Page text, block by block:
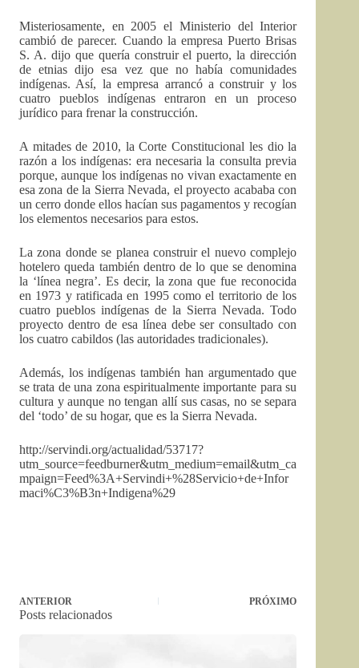
Misteriosamente, en 2005 el Ministerio del Interior
cambió de parecer. Cuando la empresa Puerto Brisas
S. A. dijo que quería construir el puerto, la dirección
de etnias dijo esa vez que no había comunidades
indígenas. Así, la empresa arrancó a construir y los
cuatro pueblos indígenas entraron en un proceso
jurídico para frenar la construcción.
A mitades de 2010, la Corte Constitucional les dio la
razón a los indígenas: era necesaria la consulta previa
porque, aunque los indígenas no vivan exactamente en
esa zona de la Sierra Nevada, el proyecto acababa con
un cerro donde ellos hacían sus pagamentos y recogían
los elementos necesarios para estos.
La zona donde se planea construir el nuevo complejo
hotelero queda también dentro de lo que se denomina
la ‘línea negra’. Es decir, la zona que fue reconocida
en 1973 y ratificada en 1995 como el territorio de los
cuatro pueblos indígenas de la Sierra Nevada. Todo
proyecto dentro de esa línea debe ser consultado con
los cuatro cabildos (las autoridades tradicionales).
Además, los indígenas también han argumentado que
se trata de una zona espiritualmente importante para su
cultura y aunque no tengan allí sus casas, no se separa
del ‘todo’ de su hogar, que es la Sierra Nevada.
http://servindi.org/actualidad/53717?
utm_source=feedburner&utm_medium=email&utm_ca
mpaign=Feed%3A+Servindi+%28Servicio+de+Infor
maci%C3%B3n+Indigena%29
ANTERIOR PRÓXIMO
Posts relacionados